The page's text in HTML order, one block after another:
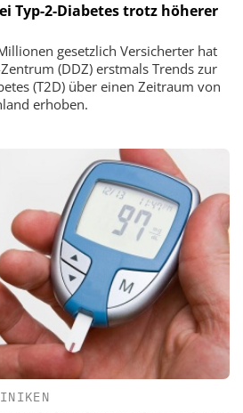
Typ-2-Diabetes trotz höherer
gesetzlich Versicherter hat
(DDZ) erstmals Trends zur
(T2D) über einen Zeitraum von
erhoben.